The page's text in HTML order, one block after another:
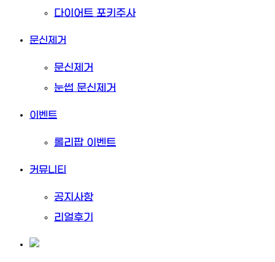
다이어트 포키주사
문신제거
문신제거
눈썹 문신제거
이벤트
롤리팝 이벤트
커뮤니티
공지사항
리얼후기